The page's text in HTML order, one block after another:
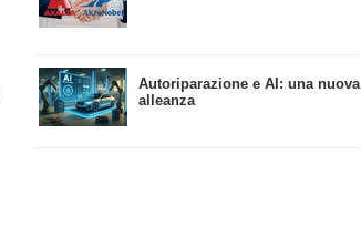
Autoriparazione e AI: una nuova
alleanza